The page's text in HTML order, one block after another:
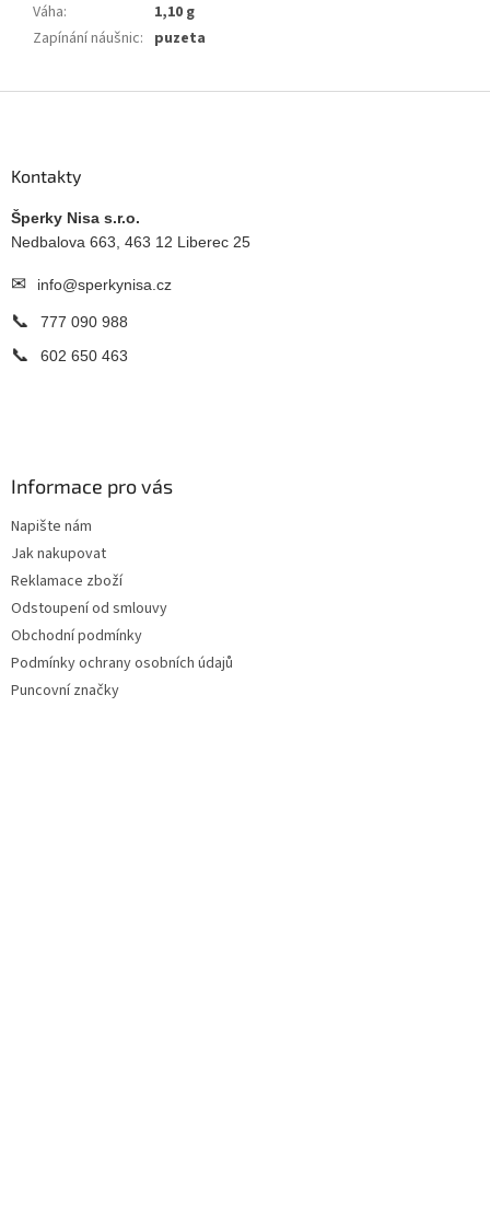
Váha:
1,10 g
Zapínání náušnic: puzeta
Kontakty
Šperky Nisa s.r.o.
Nedbalova 663, 463 12 Liberec 25
✉ info@sperkynisa.cz
📞 777 090 988
📞 602 650 463
Informace pro vás
Napište nám
Jak nakupovat
Reklamace zboží
Odstoupení od smlouvy
Obchodní podmínky
Podmínky ochrany osobních údajů
Puncovní značky